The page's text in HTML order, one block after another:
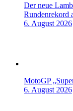
Der neue
Rundenrekord
6. August 2026
MotoGP
6. August 2026